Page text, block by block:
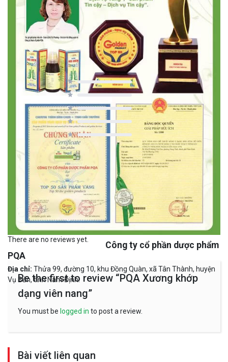
Công ty cổ phần dược phẩm
PQA
Địa chỉ: Thửa 99, đường 10, khu Đồng Quàn, xã Tân Thành, huyện
Vụ Bản, tỉnh Nam Định.
0 / 5
0 người đánh giá
5 0 đánh giá
4 0 đánh giá
3 0 đánh giá
2 0 đánh giá
1 0 đánh giá
Viết bình luận
Reviews
There are no reviews yet.
Be the first to review “PQA Xương khớp
dạng viên nang”
You must be logged in to post a review.
Bài viết liên quan